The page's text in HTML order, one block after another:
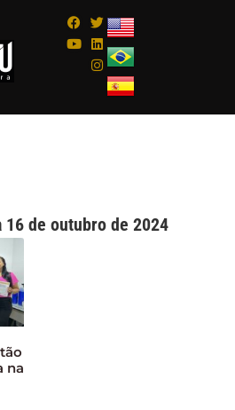
16 de outubro de 2024
na